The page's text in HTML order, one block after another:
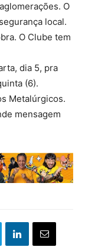
O
local.
O Clube tem
dia 5, pra
(6).
Metalúrgicos.
mensagem